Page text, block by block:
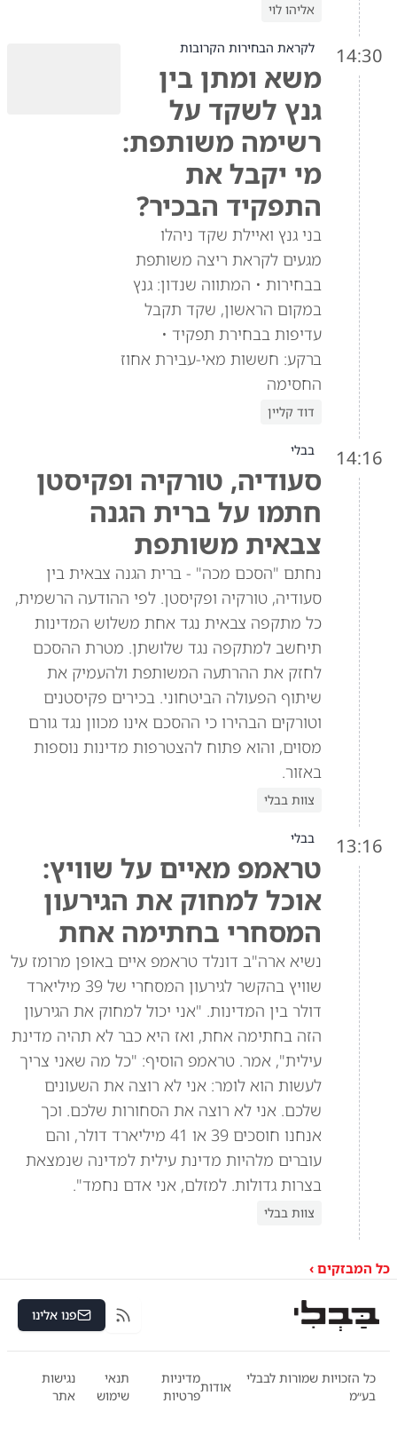
אליהו לוי
14:30 לקראת הבחירות הקרובות
משא ומתן בין
גנץ לשקד על
רשימה משותפת:
מי יקבל את
התפקיד הבכיר?
בני גנץ ואיילת שקד ניהלו
מגעים לקראת ריצה משותפת
בבחירות • המתווה שנדון: גנץ
במקום הראשון, שקד תקבל
עדיפות בבחירת תפקיד •
ברקע: חששות מאי-עבירת אחוז
החסימה
דוד קליין
14:16 בבלי
סעודיה, טורקיה ופקיסטן
חתמו על ברית הגנה
צבאית משותפת
נחתם "הסכם מכה" - ברית הגנה צבאית בין
סעודיה, טורקיה ופקיסטן. לפי ההודעה הרשמית,
כל מתקפה צבאית נגד אחת משלוש המדינות
תיחשב למתקפה נגד שלושתן. מטרת ההסכם
לחזק את ההרתעה המשותפת ולהעמיק את
שיתוף הפעולה הביטחוני. בכירים פקיסטנים
וטורקים הבהירו כי ההסכם אינו מכוון נגד גורם
מסוים, והוא פתוח להצטרפות מדינות נוספות
באזור.
צוות בבלי
13:16 בבלי
טראמפ מאיים על שוויץ:
אוכל למחוק את הגירעון
המסחרי בחתימה אחת
נשיא ארה"ב דונלד טראמפ איים באופן מרומז על
שוויץ בהקשר לגירעון המסחרי של 39 מיליארד
דולר בין המדינות. "אני יכול למחוק את הגירעון
הזה בחתימה אחת, ואז היא כבר לא תהיה מדינת
עילית", אמר. טראמפ הוסיף: "כל מה שאני צריך
לעשות הוא לומר: אני לא רוצה את השעונים
שלכם. אני לא רוצה את הסחורות שלכם. וכך
אנחנו חוסכים 39 או 41 מיליארד דולר, והם
עוברים מלהיות מדינת עילית למדינה שנמצאת
בצרות גדולות. למזלם, אני אדם נחמד".
צוות בבלי
כל המבזקים ›
RSS פנו אלינו
כל הזכויות שמורות לבבלי
בע״מ
אודות
מדיניות
פרטיות
תנאי
שימוש
נגישות
אתר